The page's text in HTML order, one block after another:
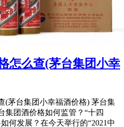
怎么查(茅台集团小幸
(茅台集团小幸福酒价格) 茅台集
集团酒价格如何监管？“十四
何发展？在今天举行的“2021中